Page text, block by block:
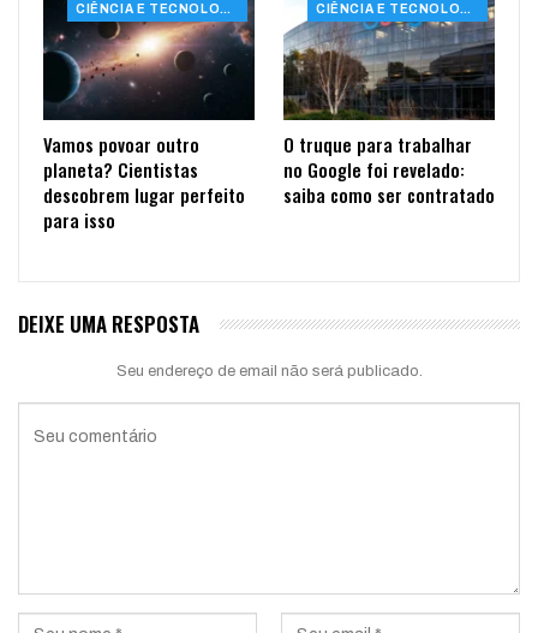
CIÊNCIA E TECNOLOGIA
Vamos povoar outro
planeta? Cientistas
descobrem lugar perfeito
para isso
CIÊNCIA E TECNOLOGIA
O truque para trabalhar
no Google foi revelado:
saiba como ser contratado
DEIXE UMA RESPOSTA
Seu endereço de email não será publicado.